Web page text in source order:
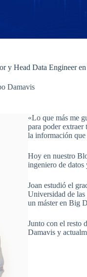
y Head Data Engineer
Damavis
«Lo que más me
para poder
la información que
Hoy en nuestro
ingeniero de
Joan estudió el
Universidad de
un máster en Big
Junto con el resto
Damavis y